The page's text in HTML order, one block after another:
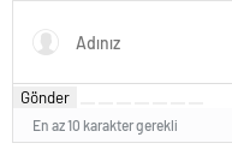
Gönder
En az 10 karakter gerekli